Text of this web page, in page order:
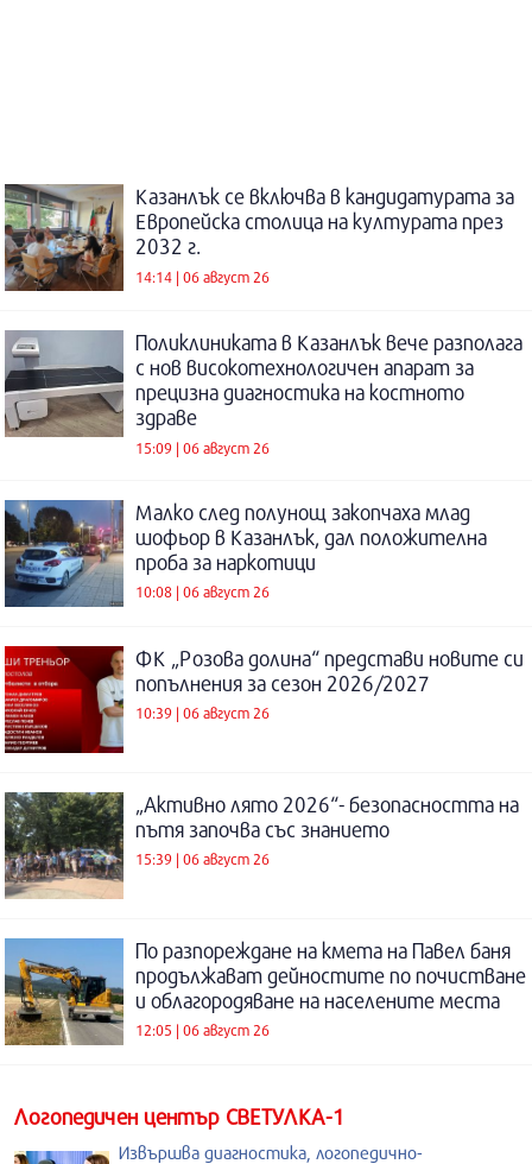
Казанлък се включва в кандидатурата за
Европейска столица на културата през
2032 г.
14:14 | 06 август 26
Поликлиниката в Казанлък вече разполага
с нов високотехнологичен апарат за
прецизна диагностика на костното
здраве
15:09 | 06 август 26
Малко след полунощ закопчаха млад
шофьор в Казанлък, дал положителна
проба за наркотици
10:08 | 06 август 26
ФК „Розова долина“ представи новите си
попълнения за сезон 2026/2027
10:39 | 06 август 26
„Активно лято 2026“- безопасността на
пътя започва със знанието
15:39 | 06 август 26
По разпореждане на кмета на Павел баня
продължават дейностите по почистване
и облагородяване на населените места
12:05 | 06 август 26
Логопедичен център СВЕТУЛКА-1
Извършва диагностика, логопедично-